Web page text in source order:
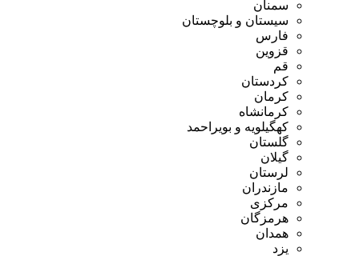
سمنان
سیستان و بلوچستان
فارس
قزوین
قم
کردستان
کرمان
کرمانشاه
کهگیلویه و بویراحمد
گلستان
گیلان
لرستان
مازندران
مرکزی
هرمزگان
همدان
یزد